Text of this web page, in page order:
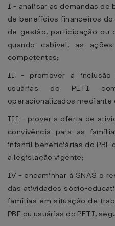
I - analisar as demandas de
de benefícios financeiros
de gestão, participação ou
quando cabível, as
competentes;
II - promover a inclusão
usuárias do PETI
operacionalizados mediante
III - prover a oferta de
convivência para as
infantil beneficiárias do PBF
a legislação vigente;
IV - encaminhar à SNAS o
das atividades sócio-
famílias em situação de
PBF ou usuárias do PETI,